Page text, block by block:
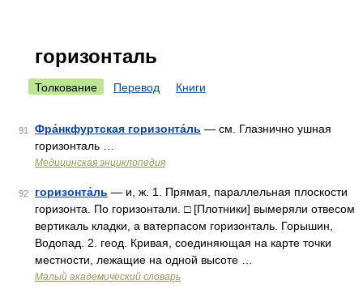
горизонталь
Толкование Перевод Книги
91 Фра́нкфуртская горизонта́ль — см. Глазнично ушная
горизонталь …
Медицинская энциклопедия
92 горизонта́ль — и, ж. 1. Прямая, параллельная плоскости
горизонта. По горизонтали. □ [Плотники] вымеряли отвесом
вертикаль кладки, а ватерпасом горизонталь. Горышин,
Водопад. 2. геод. Кривая, соединяющая на карте точки
местности, лежащие на одной высоте …
Малый академический словарь